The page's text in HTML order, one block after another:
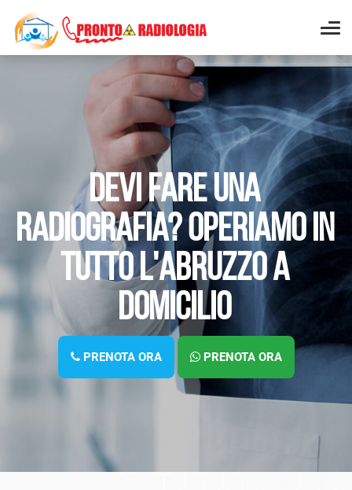
DEVI FARE UNA
RADIOGRAFIA?OPERIAMO IN
TUTTO L'ABRUZZO A
DOMICILIO
PRENOTA ORA PRENOTA ORA